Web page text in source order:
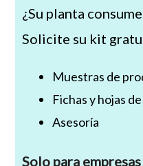
¿Su planta
Solicite su kit
Muestras de
Fichas y hojas
Asesoría
Solo para